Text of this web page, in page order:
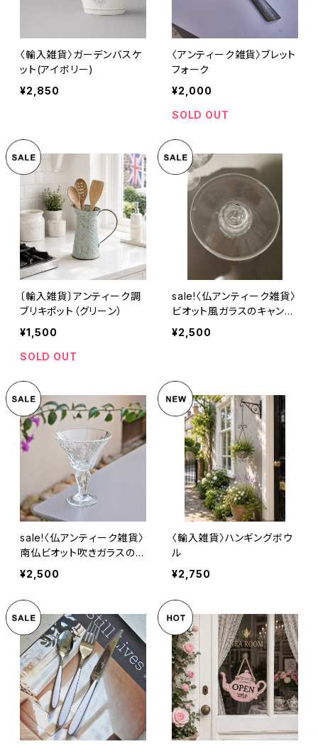
〈輸入雑貨〉ガーデンバスケ
ット(アイボリー)
¥2,850
〈アンティーク雑貨〉ブレット
フォーク
¥2,000
SOLD OUT
〔輸入雑貨〕アンティーク調
ブリキポット（グリーン）
¥1,500
SOLD OUT
sale!〈仏アンティーク雑貨〉
ビオット風ガラスのキャンド
ルホルダー
¥2,500
sale!〈仏アンティーク雑貨〉
南仏ビオット吹きガラスのグ
ラス
¥2,500
〈輸入雑貨〉ハンギングボウ
ル
¥2,750